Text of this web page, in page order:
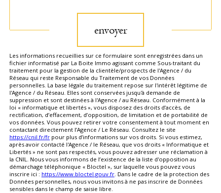
envoyer
Les informations recueillies sur ce formulaire sont enregistrées dans un
fichier informatisé par La Boite Immo agissant comme Sous-traitant du
traitement pour la gestion de la clientèle/prospects de l'Agence / du
Réseau qui reste Responsable du Traitement de vos Données
personnelles. La base légale du traitement repose sur l'intérêt légitime de
l'Agence / du Réseau. Elles sont conservées jusqu'à demande de
suppression et sont destinées à l'Agence / au Réseau. Conformément à la
loi « informatique et libertés », vous disposez des droits d’accès, de
rectification, d’effacement, d’opposition, de limitation et de portabilité de
vos données. Vous pouvez retirer votre consentement à tout moment en
contactant directement l’Agence / Le Réseau. Consultez le site
https://cnil.fr/fr pour plus d’informations sur vos droits. Si vous estimez,
après avoir contacté l'Agence / le Réseau, que vos droits « Informatique et
Libertés » ne sont pas respectés, vous pouvez adresser une réclamation à
la CNIL. Nous vous informons de l’existence de la liste d'opposition au
démarchage téléphonique « Bloctel », sur laquelle vous pouvez vous
inscrire ici : https://www.bloctel.gouv.fr . Dans le cadre de la protection des
Données personnelles, nous vous invitons à ne pas inscrire de Données
sensibles dans le champ de saisie libre.